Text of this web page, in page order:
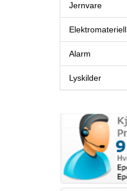
Jernvare
Elektromateriell
Alarm
Lyskilder